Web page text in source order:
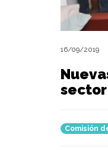
16/09/2019
sector
Comisión